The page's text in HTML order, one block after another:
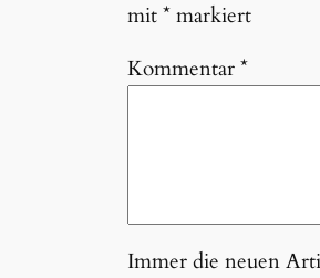
mit*markiert
Kommentar*
Immer die neuen